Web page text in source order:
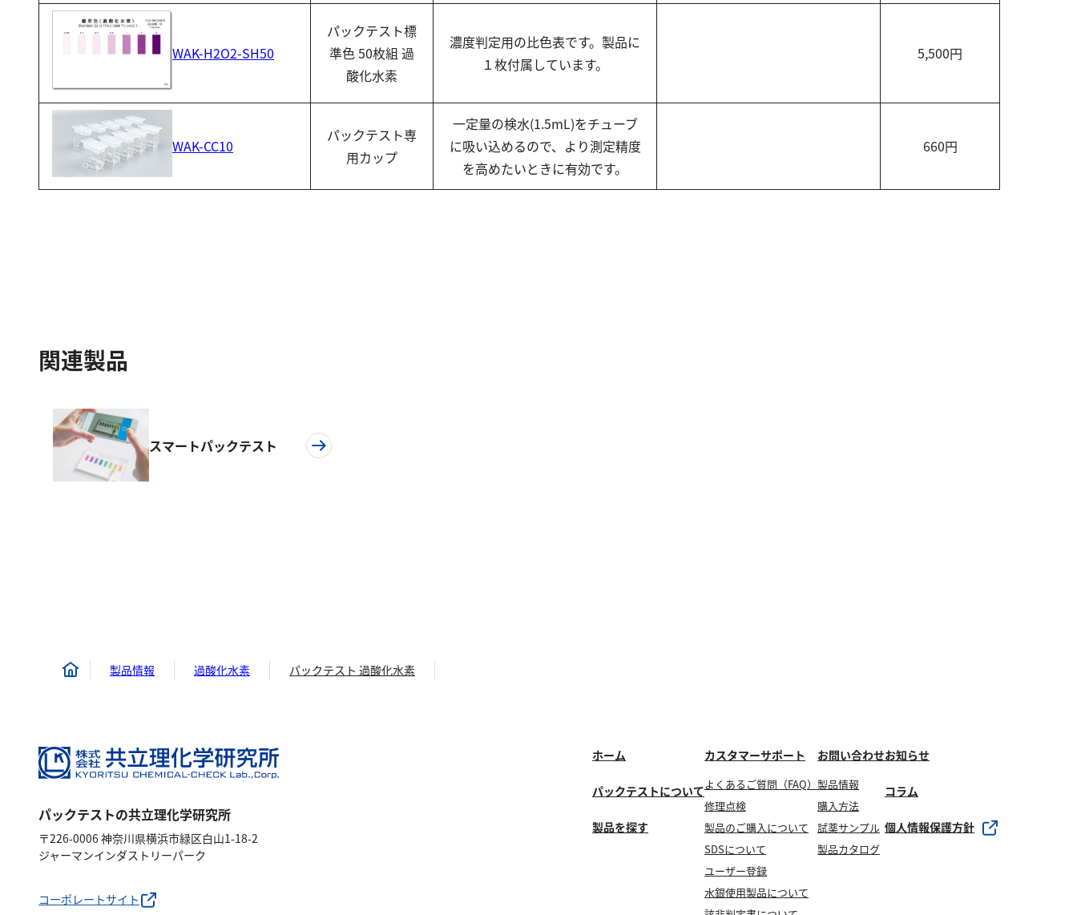
WAK-H2O2-SH50
パックテスト標
準色 50枚組 過
酸化水素
濃度判定用の比色表です。製品に
１枚付属しています。
5,500円
WAK-CC10
パックテスト専
用カップ
一定量の検水(1.5mL)をチューブ
に吸い込めるので、より測定精度
を高めたいときに有効です。
660円
関連製品
スマートパックテスト
製品情報 過酸化水素 パックテスト 過酸化水素
ホーム
パックテストについて
製品を探す
カスタマーサポート
よくあるご質問（FAQ）
修理点検
製品のご購入について
SDSについて
ユーザー登録
水銀使用製品について
お問い合わせ
製品情報
購入方法
試薬サンプル
製品カタログ
お知らせ
コラム
個人情報保護方針
パックテストの共立理化学研究所
〒226-0006 神奈川県横浜市緑区白山1-18-2
ジャーマンインダストリーパーク
コーポレートサイト